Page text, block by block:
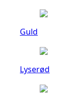
Guld
Lyserød